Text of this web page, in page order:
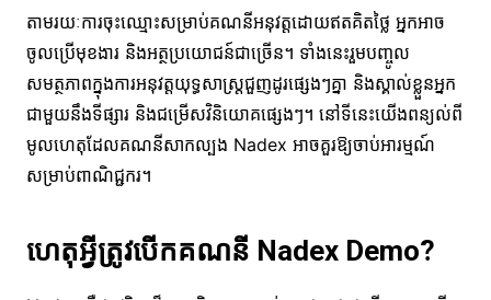
តាមរយៈការចុះឈ្មោះសម្រាប់គណនីអនុវត្តដោយឥតគិតថ្លៃ អ្នកអាច
ចូលប្រើមុខងារ និងអត្ថប្រយោជន៍ជាច្រើន។ ទាំងនេះរួមបញ្ចូល
សមត្ថភាពក្នុងការអនុវត្តយុទ្ធសាស្រ្តជួញដូរផ្សេងៗគ្នា និងស្គាល់ខ្លួនអ្នក
ជាមួយនឹងទីផ្សារ និងជម្រើសវិនិយោគផ្សេងៗ។ នៅទីនេះយើងពន្យល់ពី
មូលហេតុដែលគណនីសាកល្បង Nadex អាចគួរឱ្យចាប់អារម្មណ៍
សម្រាប់ពាណិជ្ជករ។
ហេតុអ្វីត្រូវបើកគណនី Nadex Demo?